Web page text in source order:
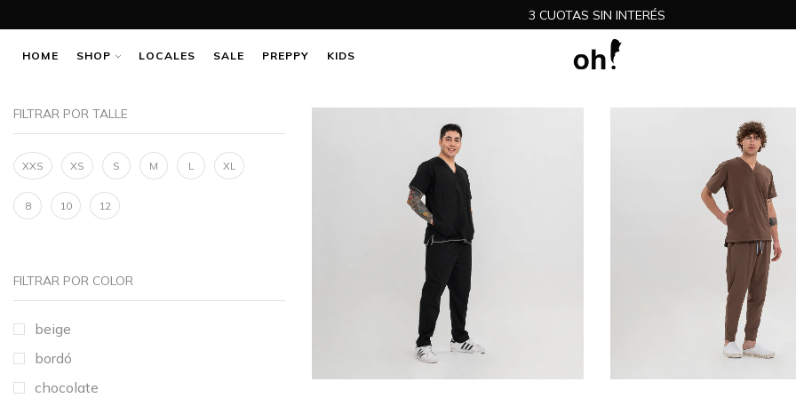
3 CUOTAS SIN INTERÉS
HOME SHOP LOCALES SALE PREPPY KIDS
FILTRAR POR TALLE
XXS XS S M L XL
8 10 12
FILTRAR POR COLOR
beige
bordó
chocolate